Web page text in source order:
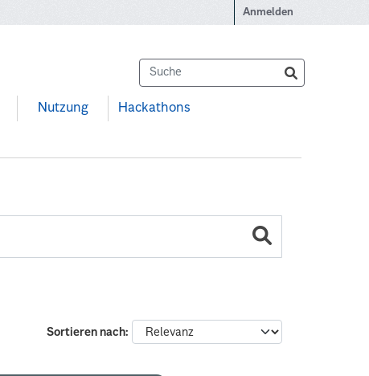
Anmelden
Nutzung Hackathons
Sortieren nach